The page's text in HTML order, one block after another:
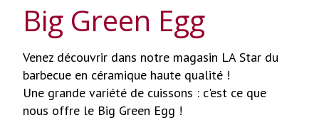
Big Green Egg
Venez découvrir dans notre magasin LA Star du
barbecue en céramique haute qualité !
Une grande variété de cuissons : c'est ce que
nous offre le Big Green Egg !